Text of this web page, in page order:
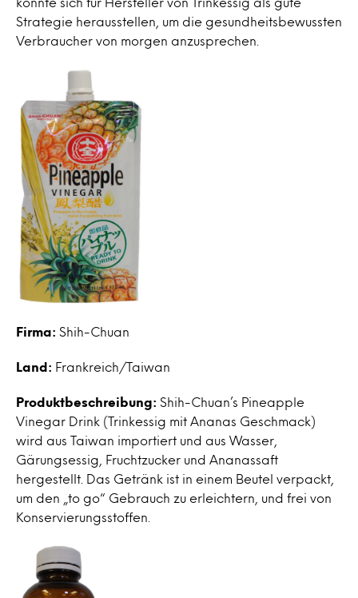
Strategie herausstellen, um die gesundheitsbewussten
Verbraucher von morgen anzusprechen.
Firma: Shih-Chuan
Land: Frankreich/Taiwan
Produktbeschreibung: Shih-Chuan’s Pineapple
Vinegar Drink (Trinkessig mit Ananas Geschmack)
wird aus Taiwan importiert und aus Wasser,
Gärungsessig, Fruchtzucker und Ananassaft
hergestellt. Das Getränk ist in einem Beutel verpackt,
um den „to go“ Gebrauch zu erleichtern, und frei von
Konservierungsstoffen.